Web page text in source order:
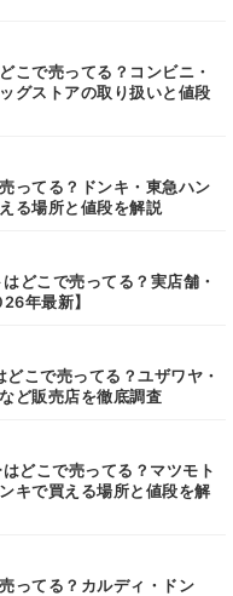
こで売ってる？コンビニ・
グストアの取り扱いと値段
ってる？ドンキ・東急ハン
る場所と値段を解説
どこで売ってる？実店舗・
年最新】
こで売ってる？ユザワヤ・
ど販売店を徹底調査
どこで売ってる？マツモト
キで買える場所と値段を解
ってる？カルディ・ドン